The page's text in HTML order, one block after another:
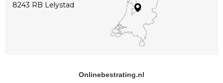
8243 RB Lelystad
Onlinebestrating.nl